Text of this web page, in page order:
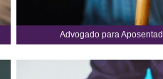
Advogado para